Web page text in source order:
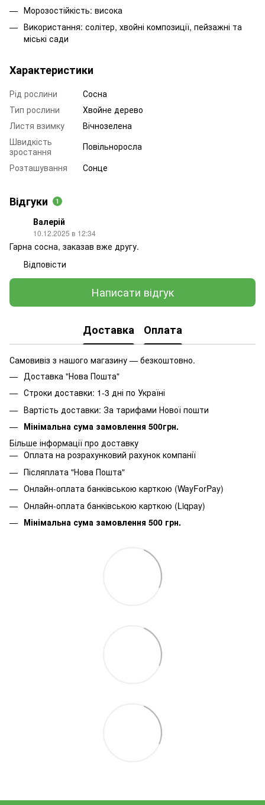
Морозостійкість: висока
Використання: солітер, хвойні композиції, пейзажні та
міські сади
Характеристики
Рід рослини
Сосна
Тип рослини
Хвойне дерево
Листя взимку
Вічнозелена
Швидкість
зростання
Повільноросла
Розташування
Сонце
Відгуки 1
Валерій
10.12.2025 в 12:34
Гарна сосна, заказав вже другу.
Відповісти
Написати відгук
Доставка Оплата
Самовивіз з нашого магазину — безкоштовно.
Доставка "Нова Пошта"
Строки доставки: 1-3 дні по Україні
Вартість доставки: За тарифами Нової пошти
Мінімальна сума замовлення 500грн.
Більше інформації про доставку
Оплата на розрахунковий рахунок компанії
Післяплата "Нова Пошта"
Онлайн-оплата банківською карткою (WayForPay)
Онлайн-оплата банківською карткою (Liqpay)
Мінімальна сума замовлення 500 грн.